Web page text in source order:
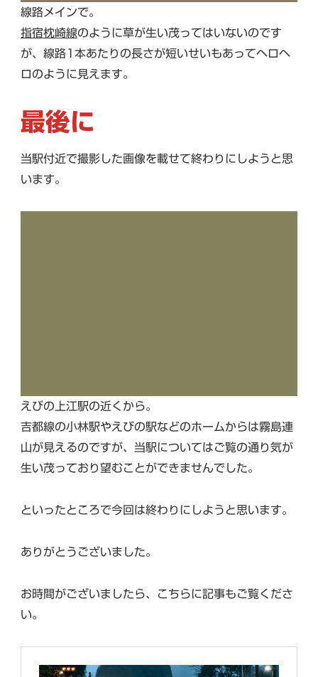
線路メインで。
指宿枕崎線のように草が生い茂ってはいないのです
が、線路1本あたりの長さが短いせいもあってヘロヘ
ロのように見えます。
最後に
当駅付近で撮影した画像を載せて終わりにしようと思
います。
えびの上江駅の近くから。
吉都線の小林駅やえびの駅などのホームからは霧島連
山が見えるのですが、当駅についてはご覧の通り気が
生い茂っており望むことができませんでした。
といったところで今回は終わりにしようと思います。
ありがとうございました。
お時間がございましたら、こちらに記事もご覧くださ
い。